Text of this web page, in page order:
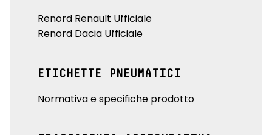
Renord Renault Ufficiale
Renord Dacia Ufficiale
ETICHETTE PNEUMATICI
Normativa e specifiche prodotto